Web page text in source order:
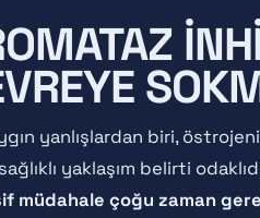
yanlışlardan biri,
yaklaşım belirti
müdahale çoğu zaman